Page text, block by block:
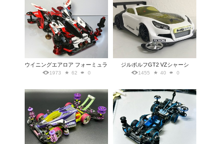
ウイニングエアロア フォーミュラ
1973 62 0
ジルボルフGT2 VZシャーシ
1455 40 0